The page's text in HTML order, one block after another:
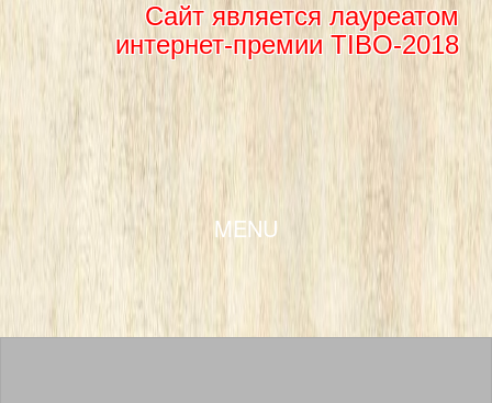
Сайт является лауреатом
интернет-премии TIBO-2018
MENU
SKIP TO CONTENT